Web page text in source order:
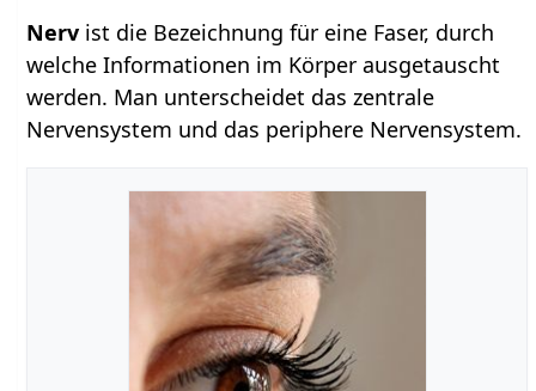
ist die Bezeichnung für eine Faser, durch
welche Informationen im Körper ausgetauscht
werden. Man unterscheidet das zentrale
Nervensystem und das periphere Nervensystem.